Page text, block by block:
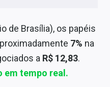
de Brasília), os papéis
7% na
a R$ 12,83.
em tempo real.